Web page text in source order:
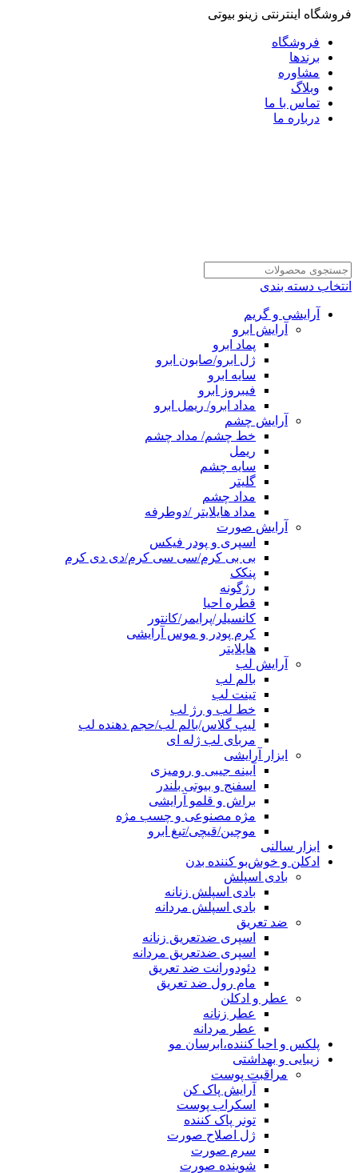
فروشگاه اینترنتی زینو بیوتی
فروشگاه
برندها
مشاوره
وبلاگ
تماس با ما
درباره ما
انتخاب دسته بندی
آرایشی و گریم
آرایش ابرو
پماد ابرو
ژل ابرو/صابون ابرو
سایه ابرو
فیبروز ابرو
مداد ابرو/ ریمل ابرو
آرایش چشم
خط چشم/ مداد چشم
ریمل
سایه چشم
گلیتر
مداد چشم
مداد هایلایتر /دوطرفه
آرایش صورت
اسپری و پودر فیکس
بی بی کرم/سی سی کرم/دی دی کرم
پنکک
رژگونه
قطره احیا
کانسیلر/پرایمر/کانتور
کرم پودر و موس آرایشی
هایلایتر
آرایش لب
بالم لب
تینت لب
خط لب و رژ لب
لیپ گلاس/بالم لب/حجم دهنده لب
مربای لب ژله ای
ابزار آرایشی
آیینه جیبی و رومیزی
اسفنج و بیوتی بلندر
براش و قلمو آرایشی
مژه مصنوعی و چسب مژه
موچین/قیچی/تیغ ابرو
ابزار سالنی
ادکلن و خوش‌بو کننده بدن
بادی اسپلش
بادی اسپلش زنانه
بادی اسپلش مردانه
ضد تعریق
اسپری ضدتعریق زنانه
اسپری ضدتعریق مردانه
دئودورانت ضد تعریق
مام رول ضد تعریق
عطر و ادکلن
عطر زنانه
عطر مردانه
پلکس و احیا کننده،ابرسان مو
زیبایی و بهداشتی
مراقبت پوست
آرایش پاک کن
اسکراب پوست
تونر پاک کننده
ژل اصلاح صورت
سرم صورت
شوینده صورت